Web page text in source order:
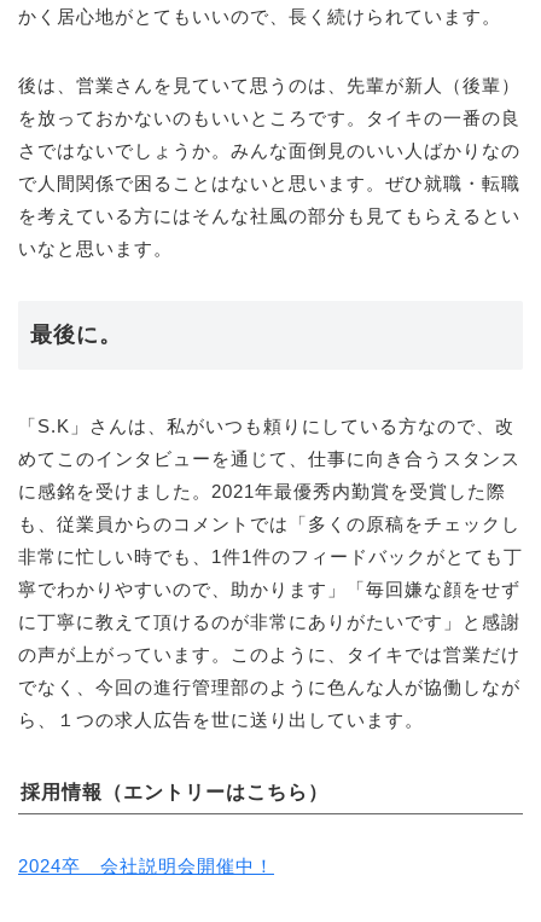
かく居心地がとてもいいので、長く続けられています。
後は、営業さんを見ていて思うのは、先輩が新人（後輩）
を放っておかないのもいいところです。タイキの一番の良
さではないでしょうか。みんな面倒見のいい人ばかりなの
で人間関係で困ることはないと思います。ぜひ就職・転職
を考えている方にはそんな社風の部分も見てもらえるとい
いなと思います。
最後に。
「S.K」さんは、私がいつも頼りにしている方なので、改
めてこのインタビューを通じて、仕事に向き合うスタンス
に感銘を受けました。2021年最優秀内勤賞を受賞した際
も、従業員からのコメントでは「多くの原稿をチェックし
非常に忙しい時でも、1件1件のフィードバックがとても丁
寧でわかりやすいので、助かります」「毎回嫌な顔をせず
に丁寧に教えて頂けるのが非常にありがたいです」と感謝
の声が上がっています。このように、タイキでは営業だけ
でなく、今回の進行管理部のように色んな人が協働しなが
ら、１つの求人広告を世に送り出しています。
採用情報（エントリーはこちら）
2024卒 会社説明会開催中！